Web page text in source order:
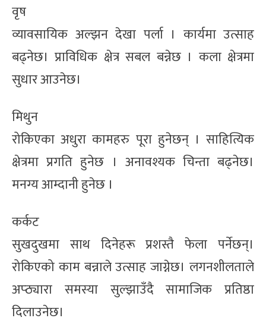
वृष
व्यावसायिक अल्झन देखा पर्ला । कार्यमा उत्साह
बढ्नेछ। प्राविधिक क्षेत्र सबल बन्नेछ । कला क्षेत्रमा
सुधार आउनेछ।
मिथुन
रोकिएका अधुरा कामहरु पूरा हुनेछन् । साहित्यिक
क्षेत्रमा प्रगति हुनेछ । अनावश्यक चिन्ता बढ्नेछ।
मनग्य आम्दानी हुनेछ ।
कर्कट
सुखदुखमा साथ दिनेहरू प्रशस्तै फेला पर्नेछन्।
रोकिएको काम बन्नाले उत्साह जाग्नेछ। लगनशीलताले
अप्ठ्यारा समस्या सुल्झाउँदै सामाजिक प्रतिष्ठा
दिलाउनेछ।